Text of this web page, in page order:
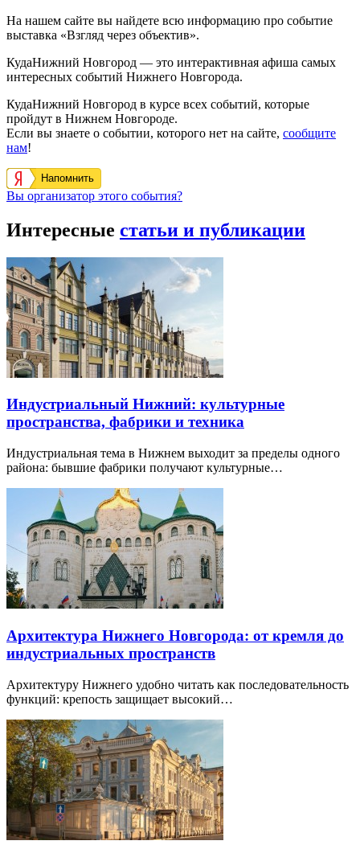
На нашем сайте вы найдете всю информацию про событие
выставка «Взгляд через объектив».
КудаНижний Новгород — это интерактивная афиша самых
интересных событий Нижнего Новгорода.
КудаНижний Новгород в курсе всех событий, которые
пройдут в Нижнем Новгороде.
Если вы знаете о событии, которого нет на сайте, сообщите
нам!
Напомнить
Вы организатор этого события?
Интересные статьи и публикации
Индустриальный Нижний: культурные
пространства, фабрики и техника
Индустриальная тема в Нижнем выходит за пределы одного
района: бывшие фабрики получают культурные…
Архитектура Нижнего Новгорода: от кремля до
индустриальных пространств
Архитектуру Нижнего удобно читать как последовательность
функций: крепость защищает высокий…